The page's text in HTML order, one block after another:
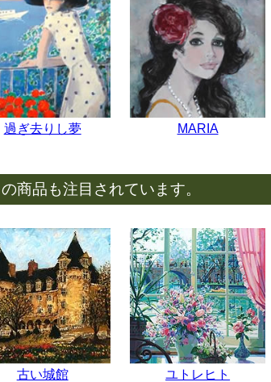
過ぎ去りし夢 MARIA
商品も注目されています。
古い城館 ユトレヒト